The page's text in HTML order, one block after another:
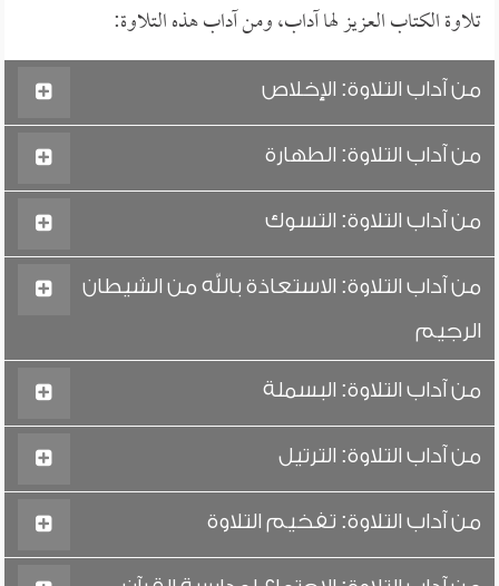
تلاوة الكتاب العزيز لها آداب، ومن آداب هذه التلاوة:
من آداب التلاوة: الإخلاص
من آداب التلاوة: الطهارة
من آداب التلاوة: التسوك
من آداب التلاوة: الاستعاذة بالله من الشيطان
الرجيم
من آداب التلاوة: البسملة
من آداب التلاوة: الترتيل
من آداب التلاوة: تفخيم التلاوة